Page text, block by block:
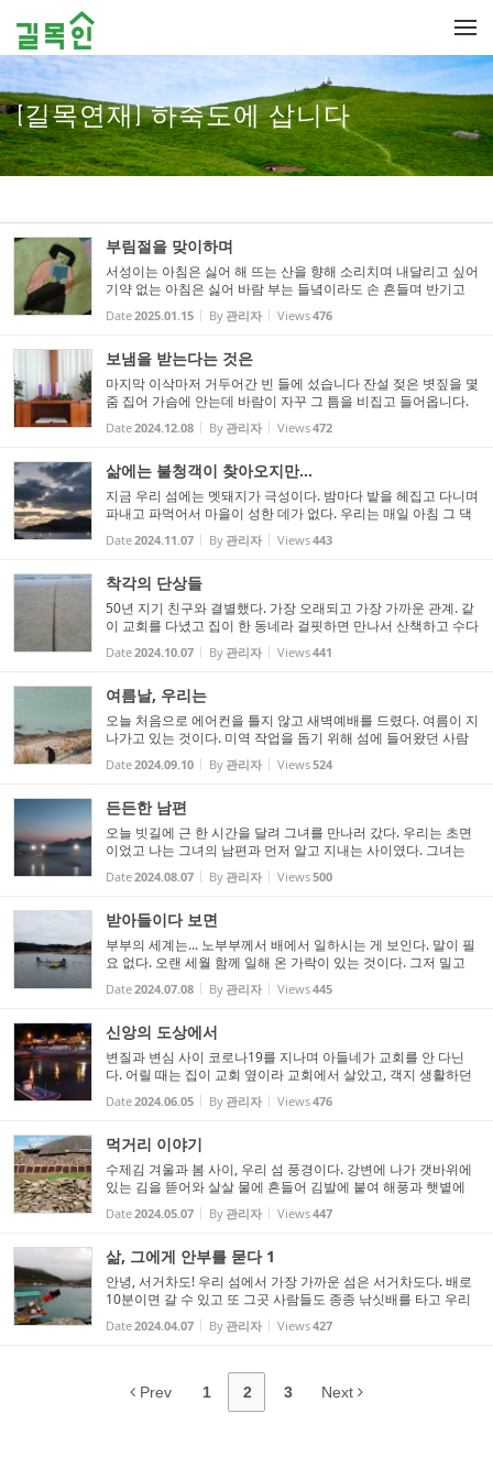
[길목연재] 하죽도에 삽니다
부림절을 맞이하며
서성이는 아침은 싫어 해 뜨는 산을 향해 소리치며 내달리고 싶어
기약 없는 아침은 싫어 바람 부는 들녘이라도 손 흔들며 반기고
싶어 살아간다는 것은 기쁨이야 하루를 산다는 건 그물을 싣고 바
다를 향해 떠나는 싱싱한 희망이야 어젯밤의 졸린 눈으로 하...
Date2025.01.15 By 관리자 Views476
보냄을 받는다는 것은
마지막 이삭마저 거두어간 빈 들에 섰습니다 잔설 젖은 볏짚을 몇
줌 집어 가슴에 안는데 바람이 자꾸 그 틈을 비집고 들어옵니다.
한 해를 돌아보는 길 위에는 눈물이 고이고 한숨이 흐르고 아무리
우악스럽게 움켜쥐고 버둥거려 봐도 남은 건 결국 지푸라기...
Date2024.12.08 By 관리자 Views472
삶에는 불청객이 찾아오지만...
지금 우리 섬에는 멧돼지가 극성이다. 밤마다 밭을 헤집고 다니며
파내고 파먹어서 마을이 성한 데가 없다. 우리는 매일 아침 그 댁
밭은 안녕하신지 안부를 나누고 저녁에는 모처럼 모였다가도 어
둠이 내리기 전에 서둘러 흩어진다. 멧돼지가 수영을 잘한다...
Date2024.11.07 By 관리자 Views443
착각의 단상들
50년 지기 친구와 결별했다. 가장 오래되고 가장 가까운 관계. 같
이 교회를 다녔고 집이 한 동네라 걸핏하면 만나서 산책하고 수다
를 떨던, 서로에 대해 모르는 것이 없고, 어떤 속말도 편하게 할 수
있는 사이였는데... 무엇보다 우리는 취향도 비슷하고 의...
Date2024.10.07 By 관리자 Views441
여름날, 우리는
오늘 처음으로 에어컨을 틀지 않고 새벽예배를 드렸다. 여름이 지
나가고 있는 것이다. 미역 작업을 돕기 위해 섬에 들어왔던 사람
들도 하나, 둘 떠나고 다시 섬에는 적막과 고요가 스며들고 있다.
무엇보다 무사히 미역 작업을 마치게 되어서 다행이고 감사하...
Date2024.09.10 By 관리자 Views524
든든한 남편
오늘 빗길에 근 한 시간을 달려 그녀를 만나러 갔다. 우리는 초면
이었고 나는 그녀의 남편과 먼저 알고 지내는 사이였다. ​그녀는
사람이 지나다니기에 좀 비좁은, 그리 크지 않은 마트에 근무하고
있었는데 초롱초롱한 눈빛에 활기가 느껴지는 다부진 인상이...
Date2024.08.07 By 관리자 Views500
받아들이다 보면
부부의 세계는... 노부부께서 배에서 일하시는 게 보인다. 말이 필
요 없다. 오랜 세월 함께 일해 온 가락이 있는 것이다. 그저 밀고
당기는 그 움직임이 춤을 추는 것 같다. 그러나 멀리서 보면 평화
로운 풍광이지만 그물을 걷어 올리고 팔딱거리는 생선을 얇...
Date2024.07.08 By 관리자 Views445
신앙의 도상에서
변질과 변심 사이 코로나19를 지나며 아들네가 교회를 안 다닌
다. 어릴 때는 집이 교회 옆이라 교회에서 살았고, 객지 생활하던
청년 때도 성가대를 하며 교회 생활을 했고 결혼하고는 그 빡빡한
일정 속에서도 성가대 총무까지 하더니 쉼표, 이후 아직도 쉬고...
Date2024.06.05 By 관리자 Views476
먹거리 이야기
수제김 겨울과 봄 사이, 우리 섬 풍경이다. 강변에 나가 갯바위에
있는 김을 뜯어와 살살 물에 흔들어 김발에 붙여 해풍과 햇볕에
말리면 완전 수제 돌김이 탄생한다. 몇 번 작업하실 때 현장에 따
라가서 보고 싶었는데 위험하다고 말리시기도 하고 또 초짜가 ...
Date2024.05.07 By 관리자 Views447
삶, 그에게 안부를 묻다 1
안녕, 서거차도! 우리 섬에서 가장 가까운 섬은 서거차도다. 배로
10분이면 갈 수 있고 또 그곳 사람들도 종종 낚싯배를 타고 우리
섬에 와서 낚시를 하고 간다. 가족 같은 분위기랄까. 모두 다 서로
잘 아는 사이들이다. 언젠가는 그 섬을 바라보다가 차가 다...
Date2024.04.07 By 관리자 Views427
Prev 1 2 3 Next